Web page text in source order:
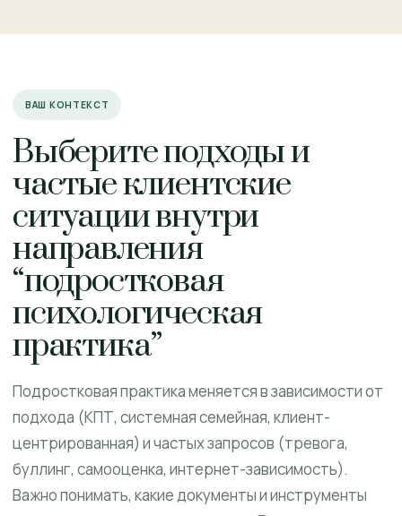
ВАШ КОНТЕКСТ
Выберите подходы и
частые клиентские
ситуации внутри
направления
“подростковая
психологическая
практика”
Подростковая практика меняется в зависимости от
подхода (КПТ, системная семейная, клиент-
центрированная) и частых запросов (тревога,
буллинг, самооценка, интернет-зависимость).
Важно понимать, какие документы и инструменты